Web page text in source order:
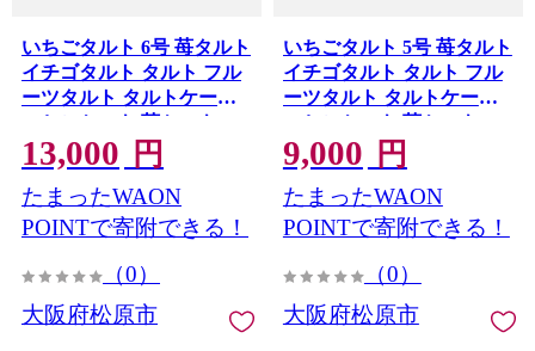
いちごタルト 6号 苺タルト
イチゴタルト タルト フル
ーツタルト タルトケーキ
いちごケーキ 苺ケーキ ス
イーツ デザート 洋菓子 お
菓子 お取り寄せ 冷凍 ギフ
ト 贈り物 誕生日 記念日 父
の日 母の日 クリスマス お
原市
13,000 円
たまったWAON
POINTで寄附できる！
（0）
大阪府松原市
いちごタルト 5号 苺タルト
イチゴタルト タルト フル
ーツタルト タルトケーキ
いちごケーキ 苺ケーキ ス
イーツ デザート 洋菓子 お
菓子 お取り寄せ 冷凍 ギフ
ト 贈り物 誕生日 記念日 父
の日 母の日 クリスマス お
原市
9,000 円
たまったWAON
POINTで寄附できる！
（0）
大阪府松原市